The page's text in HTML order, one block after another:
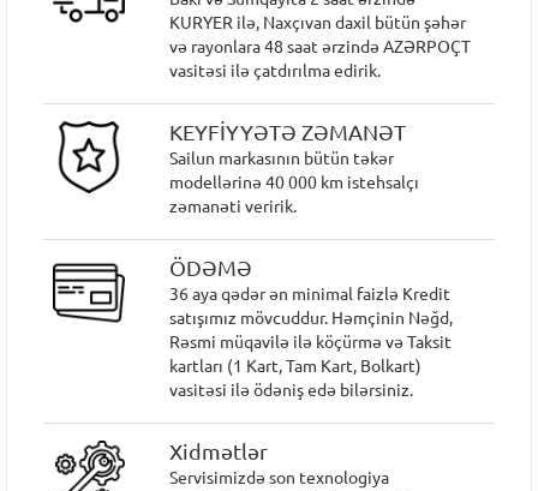
KURYER ilə, Naxçıvan daxil bütün şəhər
və rayonlara 48 saat ərzində AZƏRPOÇT
vasitəsi ilə çatdırılma edirik.
KEYFİYYƏTƏ ZƏMANƏT
Sailun markasının bütün təkər
modellərinə 40 000 km istehsalçı
zəmanəti veririk.
ÖDƏMƏ
36 aya qədər ən minimal faizlə Kredit
satışımız mövcuddur. Həmçinin Nəğd,
Rəsmi müqavilə ilə köçürmə və Taksit
kartları (1 Kart, Tam Kart, Bolkart)
vasitəsi ilə ödəniş edə bilərsiniz.
Xidmətlər
Servisimizdə son texnologiya